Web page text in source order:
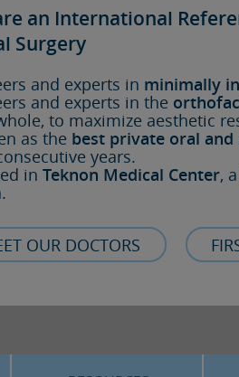
an International
Surgery
and experts in minimally
and experts in the
to maximize aesthetic
as the best private oral
years.
inTeknon Medical Center,
OUR DOCTORS